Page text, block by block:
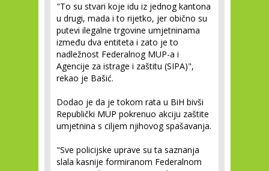
"To su stvari koje idu iz jednog kantona
u drugi, mada i to rijetko, jer obično su
putevi ilegalne trgovine umjetninama
između dva entiteta i zato je to
nadležnost Federalnog MUP-a i
Agencije za istrage i zaštitu (SIPA)",
rekao je Bašić.
Dodao je da je tokom rata u BiH bivši
Republički MUP pokrenuo akciju zaštite
umjetnina s ciljem njihovog spašavanja.
"Sve policijske uprave su ta saznanja
slala kasnije formiranom Federalnom